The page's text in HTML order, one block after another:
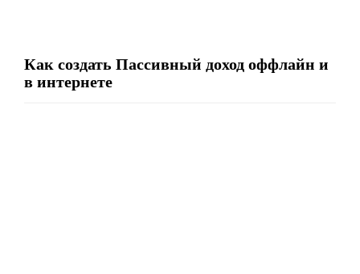
Как создать Пассивный доход оффлайн и
в интернете